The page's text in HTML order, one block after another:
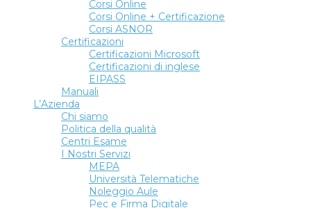
Corsi Online
Corsi Online + Certificazione
Corsi ASNOR
Certificazioni
Certificazioni Microsoft
Certificazioni di inglese
EIPASS
Manuali
L’Azienda
Chi siamo
Politica della qualità
Centri Esame
I Nostri Servizi
MEPA
Università Telematiche
Noleggio Aule
Pec e Firma Digitale